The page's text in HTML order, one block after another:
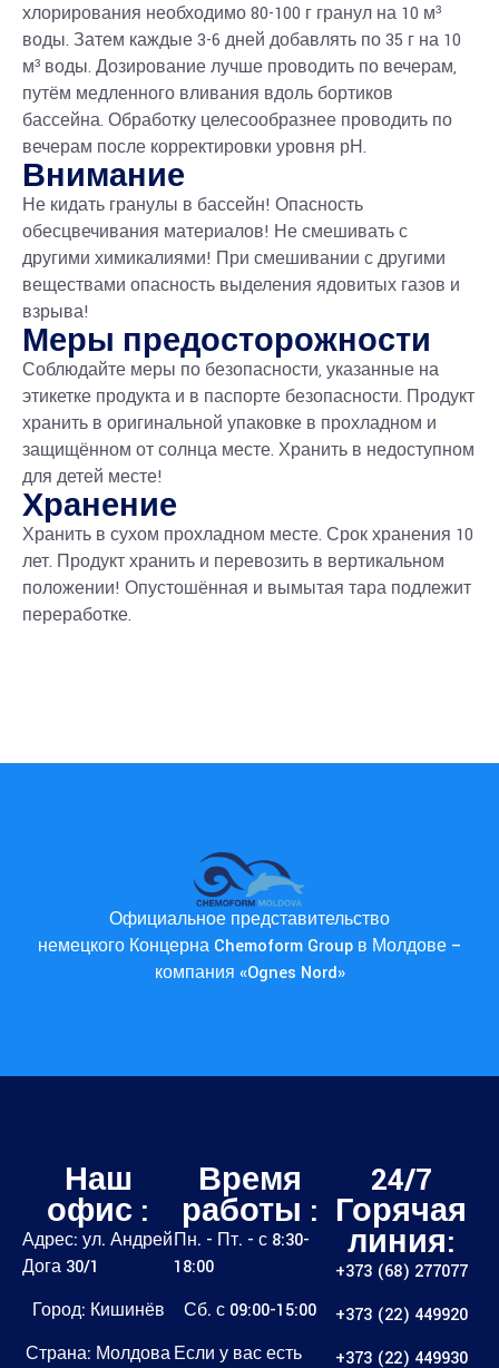
хлорирования необходимо 80-100 г гранул на 10 м³
воды. Затем каждые 3-6 дней добавлять по 35 г на 10
м³ воды. Дозирование лучше проводить по вечерам,
путём медленного вливания вдоль бортиков
бассейна. Обработку целесообразнее проводить по
вечерам после корректировки уровня рН.
Внимание
Не кидать гранулы в бассейн! Опасность
обесцвечивания материалов! Не смешивать с
другими химикалиями! При смешивании с другими
веществами опасность выделения ядовитых газов и
взрыва!
Меры предосторожности
Соблюдайте меры по безопасности, указанные на
этикетке продукта и в паспорте безопасности. Продукт
хранить в оригинальной упаковке в прохладном и
защищённом от солнца месте. Хранить в недоступном
для детей месте!
Хранение
Хранить в сухом прохладном месте. Срок хранения 10
лет. Продукт хранить и перевозить в вертикальном
положении! Опустошённая и вымытая тара подлежит
переработке.
Официальное представительство
немецкого Концерна Chemoform Group в Молдове –
компания «Ognes Nord»
Наш
офис :
Адрес: ул. Андрей
Дога 30/1
Город: Кишинёв
Страна: Молдова
Время
работы :
Пн. - Пт. - с 8:30-
18:00
Сб. с 09:00-15:00
Если у вас есть
24/7
Горячая
линия:
+373 (68) 277077
+373 (22) 449920
+373 (22) 449930